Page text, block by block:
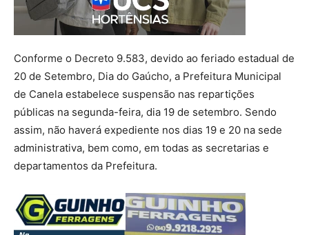
Conforme o Decreto 9.583, devido ao feriado estadual de
20 de Setembro, Dia do Gaúcho, a Prefeitura Municipal
de Canela estabelece suspensão nas repartições
públicas na segunda-feira, dia 19 de setembro. Sendo
assim, não haverá expediente nos dias 19 e 20 na sede
administrativa, bem como, em todas as secretarias e
departamentos da Prefeitura.